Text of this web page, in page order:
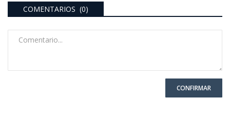
COMENTARIOS (0)
CONFIRMAR